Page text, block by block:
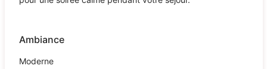
Ambiance
Moderne